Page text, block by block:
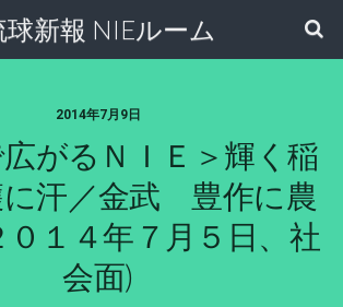
球新報 NIEルーム
2014年7月9日
広がるＮＩＥ＞輝く稲
汗／金武 豊作に農
０１４年７月５日、社
会面)